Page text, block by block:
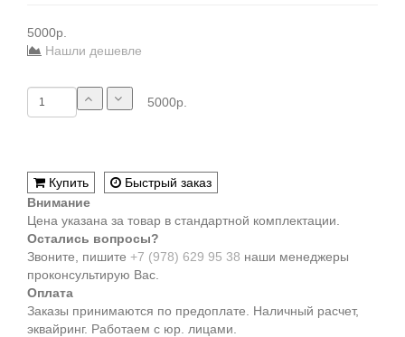
5000р.
Нашли дешевле
5000р.
Купить
Быстрый заказ
Внимание
Цена указана за товар в стандартной комплектации.
Остались вопросы?
Звоните, пишите +7 (978) 629 95 38 наши менеджеры
проконсультирую Вас.
Оплата
Заказы принимаются по предоплате. Наличный расчет,
эквайринг. Работаем с юр. лицами.